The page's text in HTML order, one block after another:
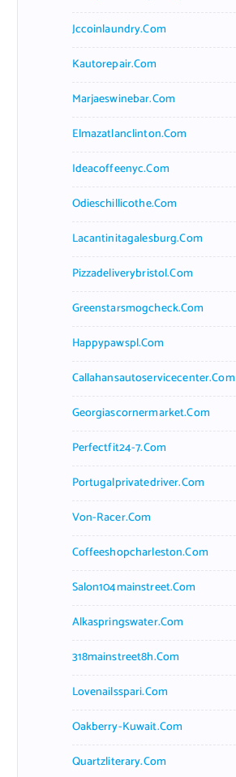
Jccoinlaundry.com
Kautorepair.com
Marjaeswinebar.com
Elmazatlanclinton.com
Ideacoffeenyc.com
Odieschillicothe.com
Lacantinitagalesburg.com
Pizzadeliverybristol.com
Greenstarsmogcheck.com
Happypawspl.com
Callahansautoservicecenter.com
Georgiascornermarket.com
Perfectfit24-7.com
Portugalprivatedriver.com
Von-Racer.com
Coffeeshopcharleston.com
Salon104mainstreet.com
Alkaspringswater.com
318mainstreet8h.com
Lovenailsspari.com
Oakberry-Kuwait.com
Quartzliterary.com